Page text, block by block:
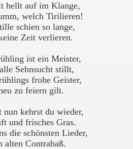
hellt auf im Klange,
welch Tirilieren!
schien so lange,
Zeit verlieren.
ist ein Meister,
Sehnsucht stillt,
frohe Geister,
zu feiern gilt.
nun kehrst du wieder,
und frisches Gras.
die schönsten Lieder,
alten Contrabaß.